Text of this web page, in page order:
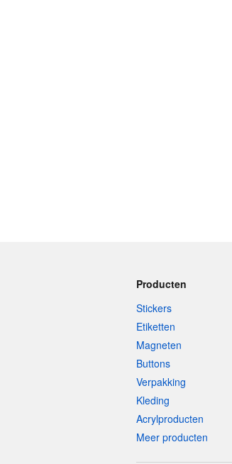
Producten
Stickers
Etiketten
Magneten
Buttons
Verpakking
Kleding
Acrylproducten
Meer producten